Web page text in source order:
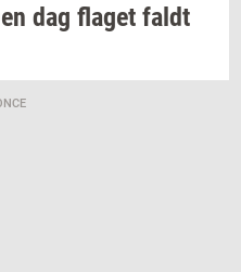
dag fla­get faldt